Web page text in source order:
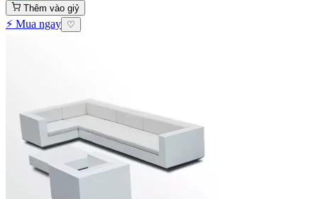
Thêm vào giỷ
⚡ Mua ngay ♡